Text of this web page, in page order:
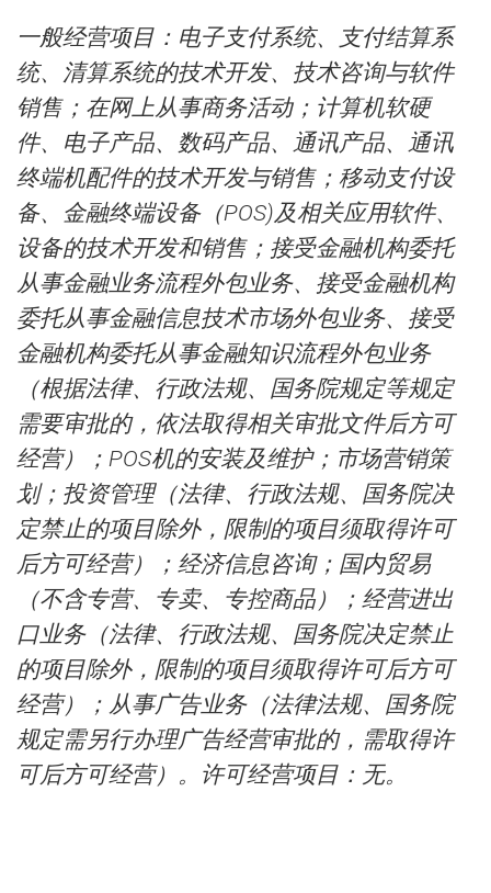
一般经营项目：电子支付系统、支付结算系
统、清算系统的技术开发、技术咨询与软件
销售；在网上从事商务活动；计算机软硬
件、电子产品、数码产品、通讯产品、通讯
终端机配件的技术开发与销售；移动支付设
备、金融终端设备（POS)及相关应用软件、
设备的技术开发和销售；接受金融机构委托
从事金融业务流程外包业务、接受金融机构
委托从事金融信息技术市场外包业务、接受
金融机构委托从事金融知识流程外包业务
（根据法律、行政法规、国务院规定等规定
需要审批的，依法取得相关审批文件后方可
经营）；POS机的安装及维护；市场营销策
划；投资管理（法律、行政法规、国务院决
定禁止的项目除外，限制的项目须取得许可
后方可经营）；经济信息咨询；国内贸易
（不含专营、专卖、专控商品）；经营进出
口业务（法律、行政法规、国务院决定禁止
的项目除外，限制的项目须取得许可后方可
经营）；从事广告业务（法律法规、国务院
规定需另行办理广告经营审批的，需取得许
可后方可经营）。许可经营项目：无。